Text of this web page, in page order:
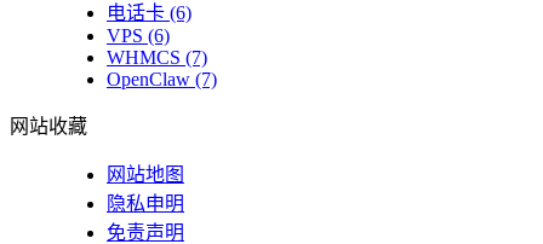
电话卡 (6)
VPS (6)
WHMCS (7)
OpenClaw (7)
网站收藏
网站地图
隐私申明
免责声明